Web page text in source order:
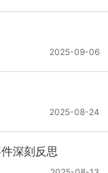
2025-09-06
2025-08-24
深刻反思